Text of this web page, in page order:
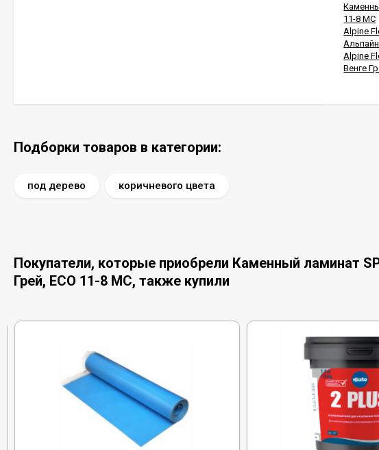
11-8 MC
Alpine
Alpine
Венге
Подборки товаров в категории:
под дерево коричневого цвета
Покупатели, которые приобрели Каменный ламинат
Грей, ECO 11-8 MC, также купили